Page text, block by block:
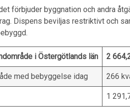
förbjuder byggnation och andra
Dispens beviljas restriktivt och
i Östergötlands län 2
med bebyggelse idag 266
1